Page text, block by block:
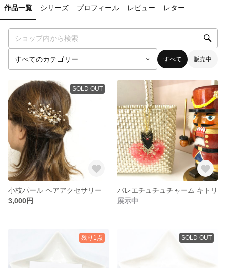
作品一覧 シリーズ プロフィール レビュー レター
すべて 販売中
SOLD OUT
小枝パール ヘアアクセサリー
3,000円
バレエチュチュチャーム キトリ
展示中
残り1点 SOLD OUT